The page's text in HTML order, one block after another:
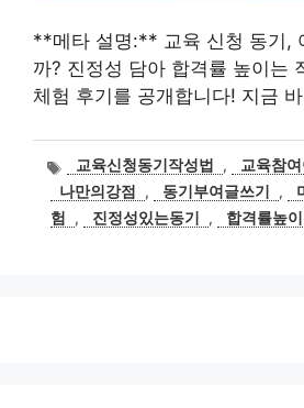
**메타 설명:** 교육 신청 동기,
까? 진정성 담아 합격률 높이는
체험 후기를 공개합니다! 지금
태
그
교육신청동기작성법 , 교육참
나만의강점
, 동기부여글쓰기 ,
험
, 진정성있는동기 , 합격률높